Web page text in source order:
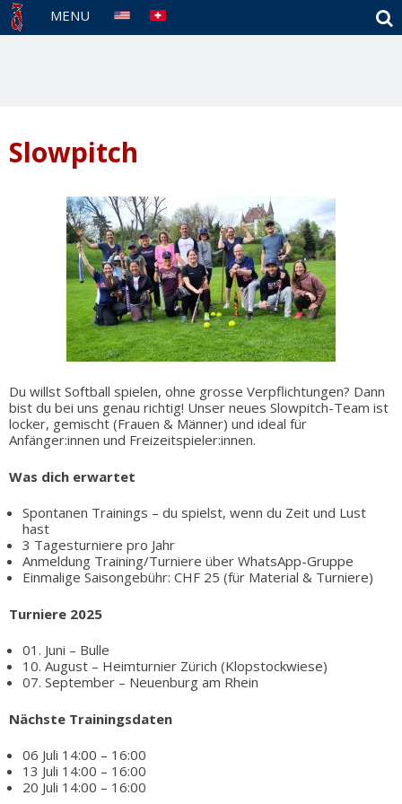
MENU
Slowpitch
Du willst Softball spielen, ohne grosse Verpflichtungen? Dann
bist du bei uns genau richtig! Unser neues Slowpitch-Team ist
locker, gemischt (Frauen & Männer) und ideal für
Anfänger:innen und Freizeitspieler:innen.
Was dich erwartet
Spontanen Trainings – du spielst, wenn du Zeit und Lust
hast
3 Tagesturniere pro Jahr
Anmeldung Training/Turniere über WhatsApp-Gruppe
Einmalige Saisongebühr: CHF 25 (für Material & Turniere)
Turniere 2025
01. Juni – Bulle
10. August – Heimturnier Zürich (Klopstockwiese)
07. September – Neuenburg am Rhein
Nächste Trainingsdaten
06 Juli 14:00 – 16:00
13 Juli 14:00 – 16:00
20 Juli 14:00 – 16:00